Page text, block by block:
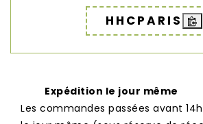
HHCPARIS
Expédition le jour même
Les commandes passées avant